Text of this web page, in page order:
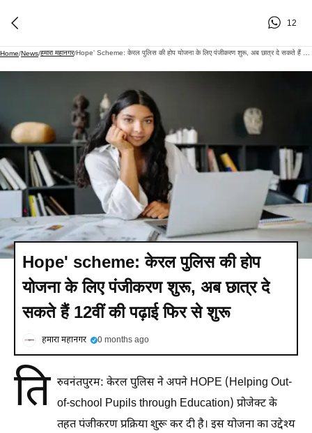
12
Home/News/हमारा महानगर/
Hope' scheme: केरल पुलिस की होप
योजना के लिए पंजीकरण शुरू, अब छात्र दे
सकते हैं 12वीं की पढ़ाई फिर से शुरू
हमारा महानगर 0 months ago
ति रुवनंतपुरम: केरल पुलिस ने अपने HOPE (Helping Out-
of-school Pupils through Education) प्रोजेक्ट के
तहत पंजीकरण प्रक्रिया शुरू कर दी है। इस योजना का उद्देश्य